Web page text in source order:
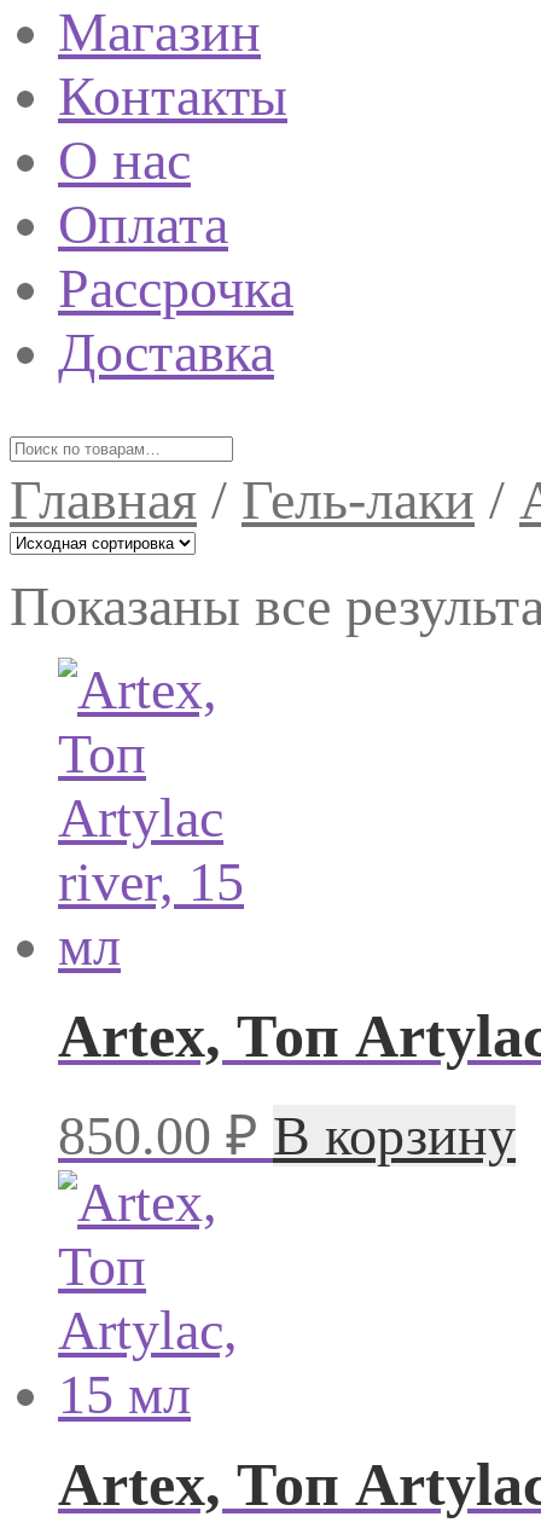
Магазин
Контакты
О нас
Оплата
Рассрочка
Доставка
Главная / Гель-лаки /
Показаны все
Artex, Топ
850.00 ₽ В корзину
Artex, Топ